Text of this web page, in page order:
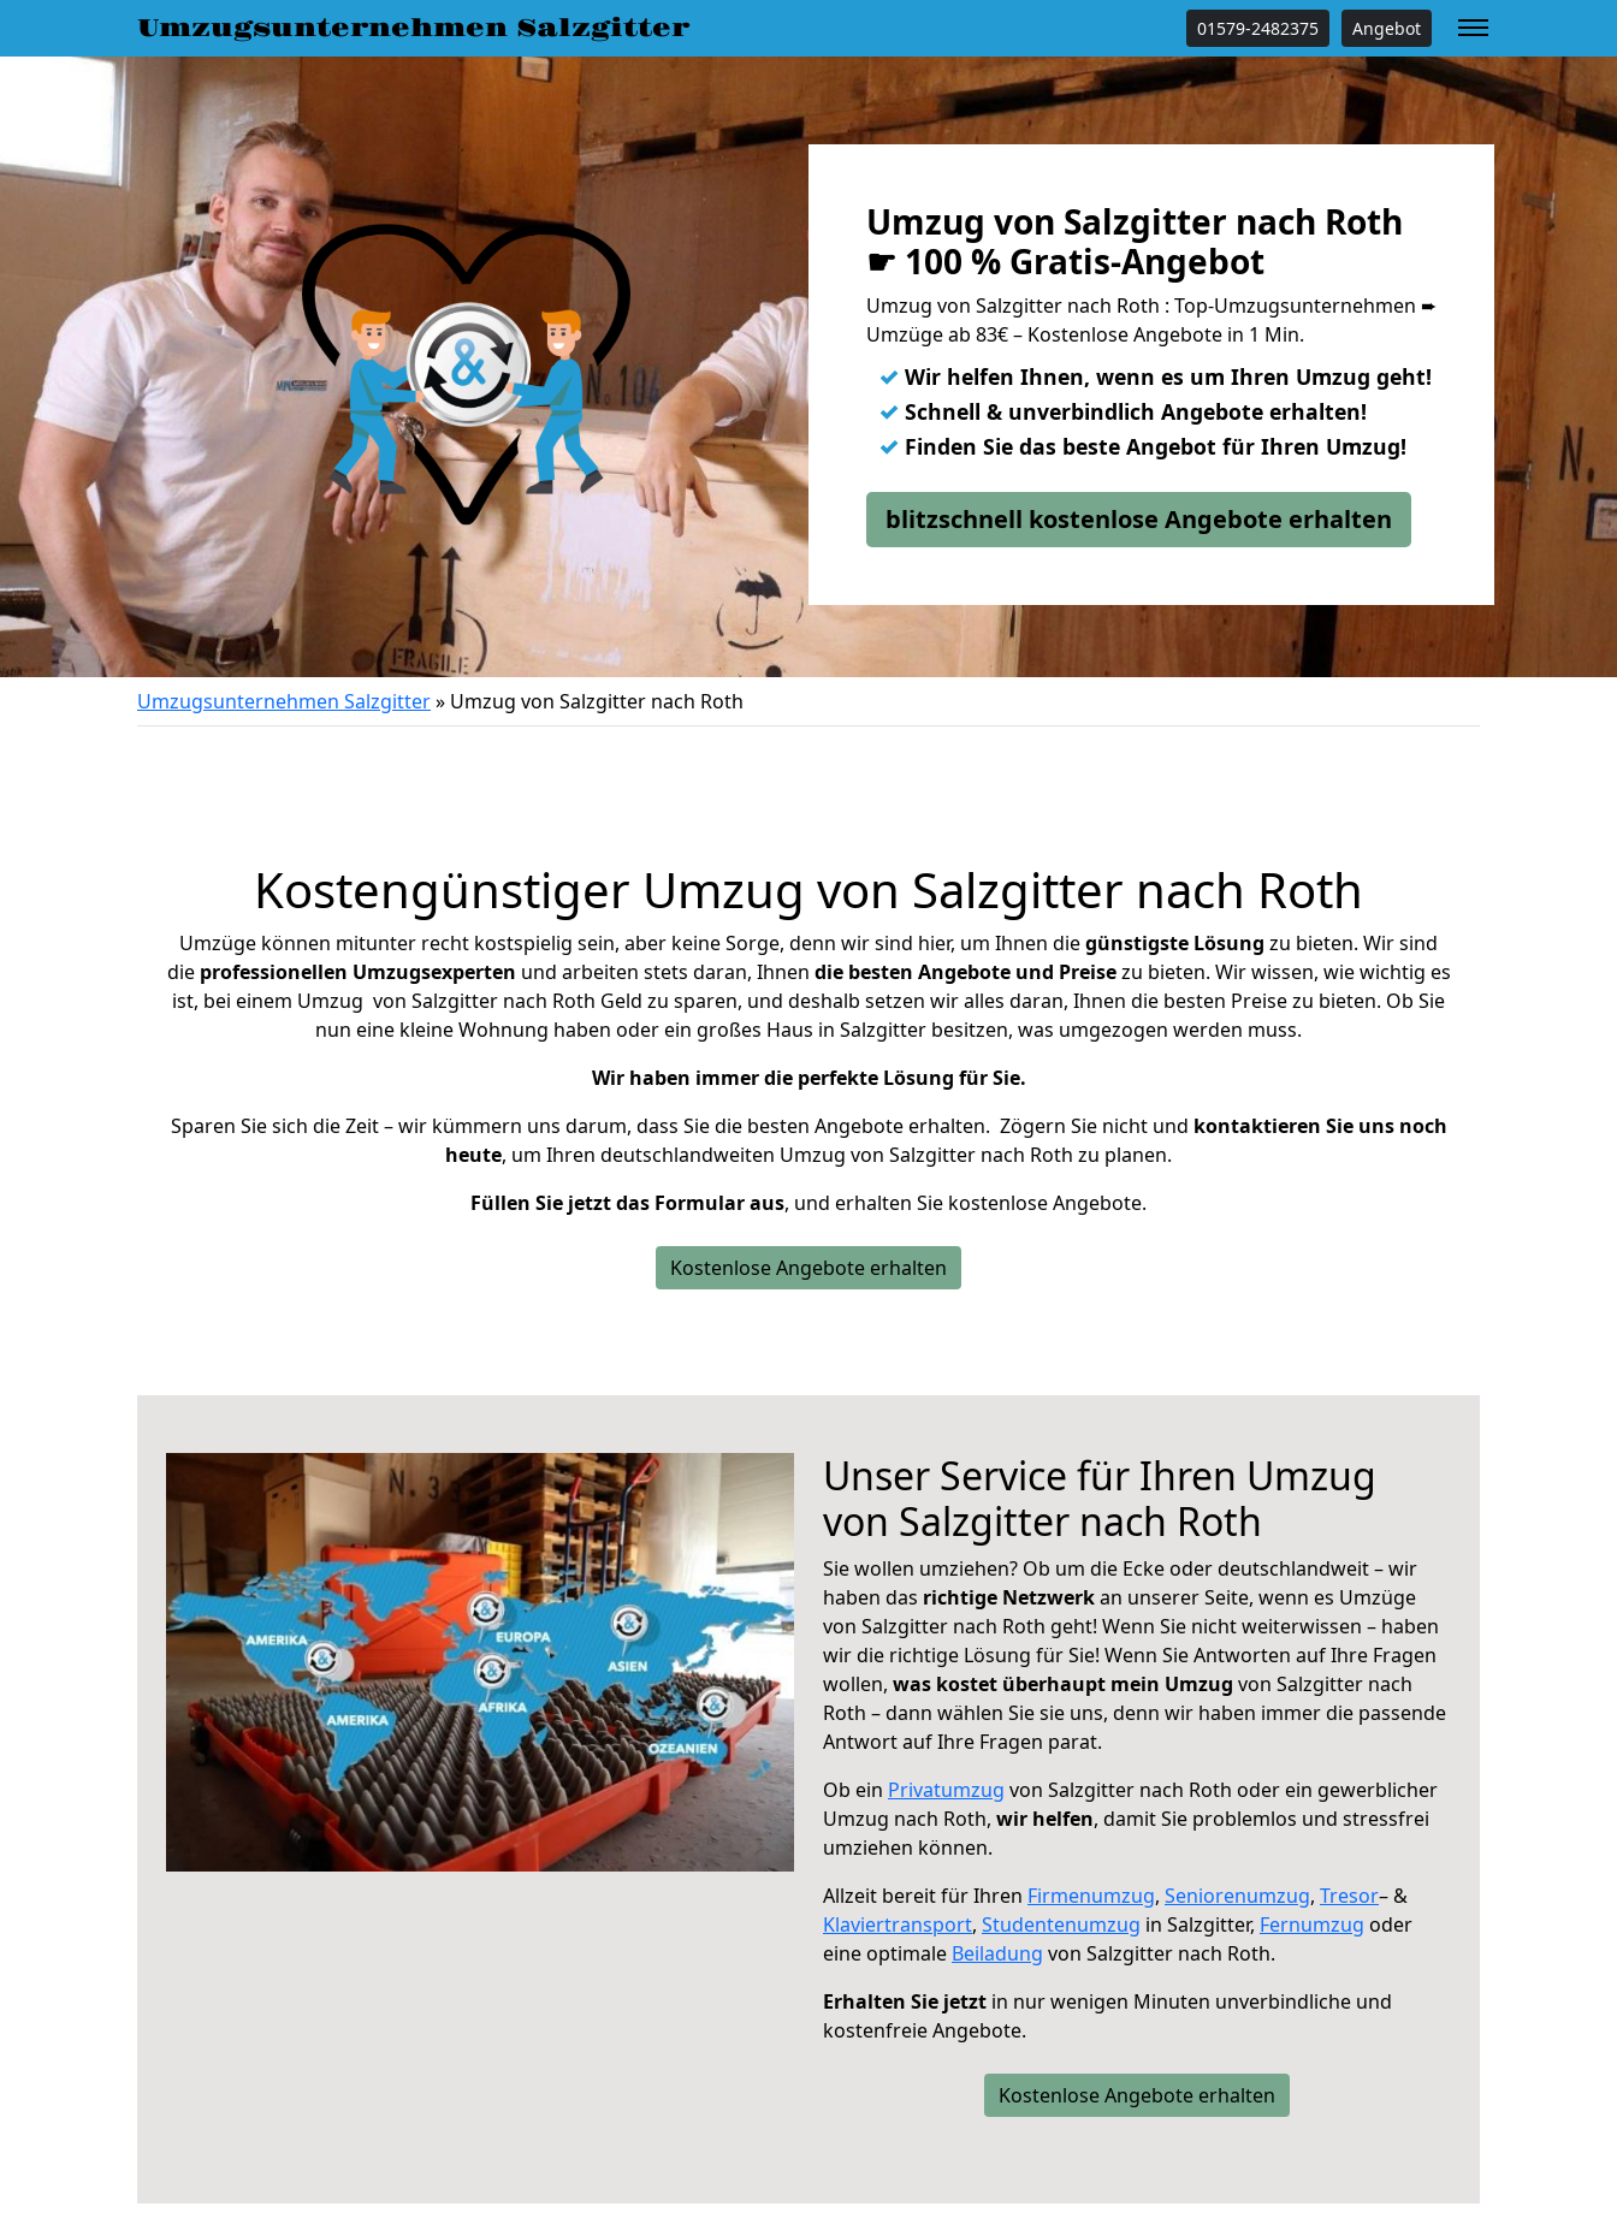
Umzugsunternehmen Salzgitter 01579-2482375 Angebot
Umzug von Salzgitter nach Roth
☛ 100 % Gratis-Angebot
Umzug von Salzgitter nach Roth : Top-Umzugsunternehmen ➨
Umzüge ab 83€ – Kostenlose Angebote in 1 Min.
✓ Wir helfen Ihnen, wenn es um Ihren Umzug geht!
✓ Schnell & unverbindlich Angebote erhalten!
✓ Finden Sie das beste Angebot für Ihren Umzug!
blitzschnell kostenlose Angebote erhalten
Umzugsunternehmen Salzgitter» Umzug von Salzgitter nach Roth
Kostengünstiger Umzug von Salzgitter nach Roth
Umzüge können mitunter recht kostspielig sein, aber keine Sorge, denn wir sind hier, um Ihnen diegünstigste Lösung zu bieten. Wir sind
die professionellen Umzugsexperten und arbeiten stets daran, Ihnen die besten Angebote und Preisezu bieten. Wir wissen, wie wichtig es
ist, bei einem Umzug von Salzgitter nach Roth Geld zu sparen, und deshalb setzen wir alles daran, Ihnen die besten Preise zu bieten. Ob Sie
nun eine kleine Wohnung haben oder ein großes Haus in Salzgitter besitzen, was umgezogen werden muss.
Wir haben immer die perfekte Lösung für Sie.
Sparen Sie sich die Zeit – wir kümmern uns darum, dass Sie die besten Angebote erhalten. Zögern Sie nicht und kontaktieren Sie uns noch
heute, um Ihren deutschlandweiten Umzug von Salzgitter nach Roth zu planen.
Füllen Sie jetzt das Formular aus, und erhalten Sie kostenlose Angebote.
Kostenlose Angebote erhalten
Unser Service für Ihren Umzug
von Salzgitter nach Roth
Sie wollen umziehen? Ob um die Ecke oder deutschlandweit – wir
haben das richtige Netzwerkan unserer Seite, wenn es Umzüge
von Salzgitter nach Roth geht! Wenn Sie nicht weiterwissen – haben
wir die richtige Lösung für Sie! Wenn Sie Antworten auf Ihre Fragen
wollen, was kostet überhaupt mein Umzug von Salzgitter nach
Roth – dann wählen Sie sie uns, denn wir haben immer die passende
Antwort auf Ihre Fragen parat.
Ob ein Privatumzug von Salzgitter nach Roth oder ein gewerblicher
Umzug nach Roth, wir helfen, damit Sie problemlos und stressfrei
umziehen können.
Allzeit bereit für Ihren Firmenumzug, Seniorenumzug, Tresor– &
Klaviertransport, Studentenumzug in Salzgitter, Fernumzug oder
eine optimale Beiladung von Salzgitter nach Roth.
Erhalten Sie jetzt in nur wenigen Minuten unverbindliche und
kostenfreie Angebote.
Kostenlose Angebote erhalten